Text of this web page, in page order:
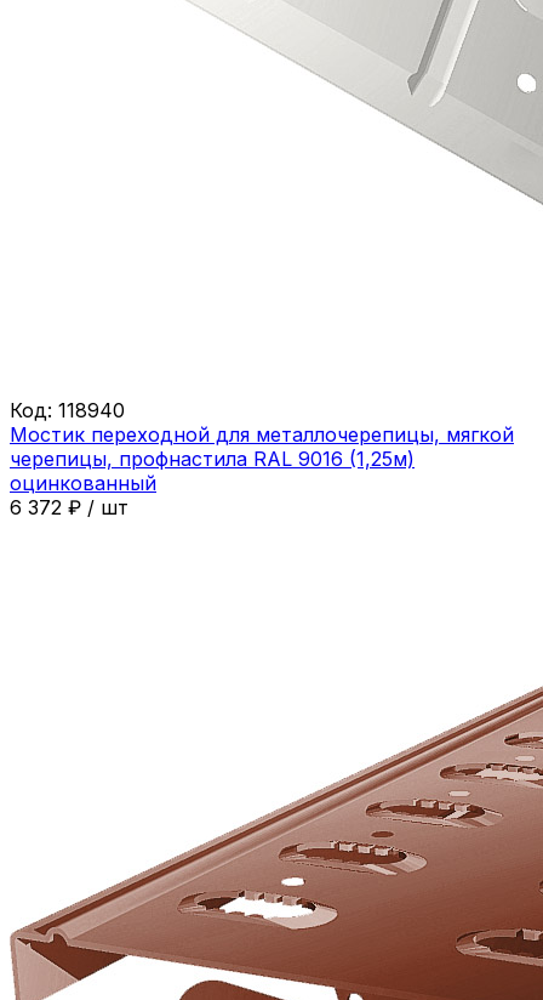
Код: 118940
Мостик переходной для металлочерепицы, мягкой
черепицы, профнастила RAL 9016 (1,25м)
оцинкованный
6 372 ₽ / шт